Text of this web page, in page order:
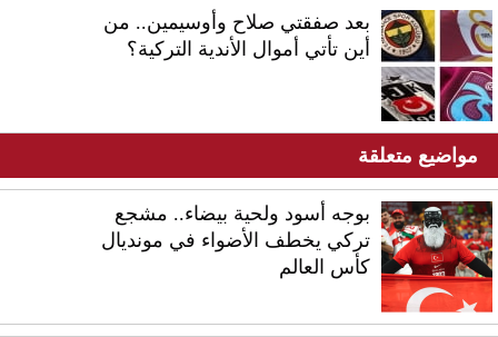
بعد صفقتي صلاح وأوسيمين.. من
أين تأتي أموال الأندية التركية؟
مواضيع متعلقة
بوجه أسود ولحية بيضاء.. مشجع
تركي يخطف الأضواء في مونديال
كأس العالم